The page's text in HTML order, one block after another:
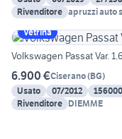
Rivenditore apruzzi auto
Vetrina
Volkswagen Passat Var.
6.900 €Ciserano(BG)
Usato
07/2012
Rivenditore DIEMME